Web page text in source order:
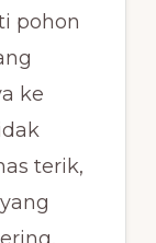
pohon
ke
terik,